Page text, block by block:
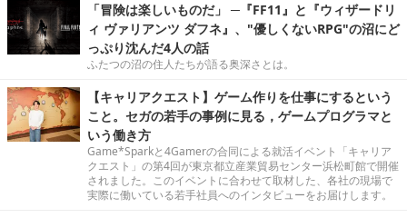
「冒険は楽しいものだ」 ─『FF11』と『ウィザードリ
ィ ヴァリアンツ ダフネ』、"優しくないRPG"の沼にど
っぷり沈んだ4人の話
ふたつの沼の住人たちが語る奥深さとは。
【キャリアクエスト】ゲーム作りを仕事にするという
こと。セガの若手の事例に見る，ゲームプログラマと
いう働き方
Game*Sparkと4Gamerの合同による就活イベント「キャリア
クエスト」の第4回が東京都立産業貿易センター浜松町館で開催
されました。このイベントに合わせて取材した、各社の現場で
実際に働いている若手社員へのインタビューをお届けします。